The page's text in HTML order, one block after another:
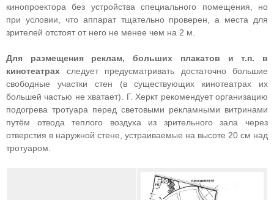
кинопроектора без устройства специального помещения, но
при условии, что аппарат тщательно проверен, а места для
зрителей отстоят от него не менее чем на 2 м.
Для размещения реклам, больших плакатов и т.п. в
кинотеатрах следует предусматривать достаточно большие
свободные участки стен (в существующих кинотеатрах их
большей частью не хватает). Г. Херкт рекомендует организацию
подогрева тротуара перед световыми рекламными витринами
путём отвода теплого воздуха из зрительного зала через
отверстия в наружной стене, устраиваемые на высоте 20 см над
тротуаром.